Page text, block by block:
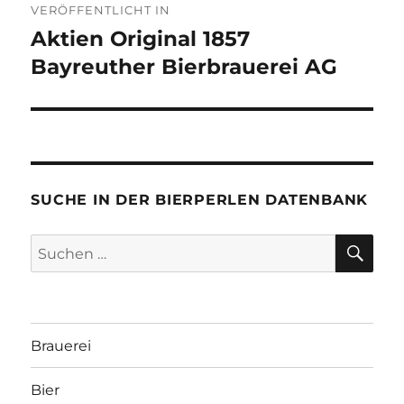
VERÖFFENTLICHT IN
Aktien Original 1857
Bayreuther Bierbrauerei AG
SUCHE IN DER BIERPERLEN DATENBANK
Suchen
nach:
Brauerei
Bier